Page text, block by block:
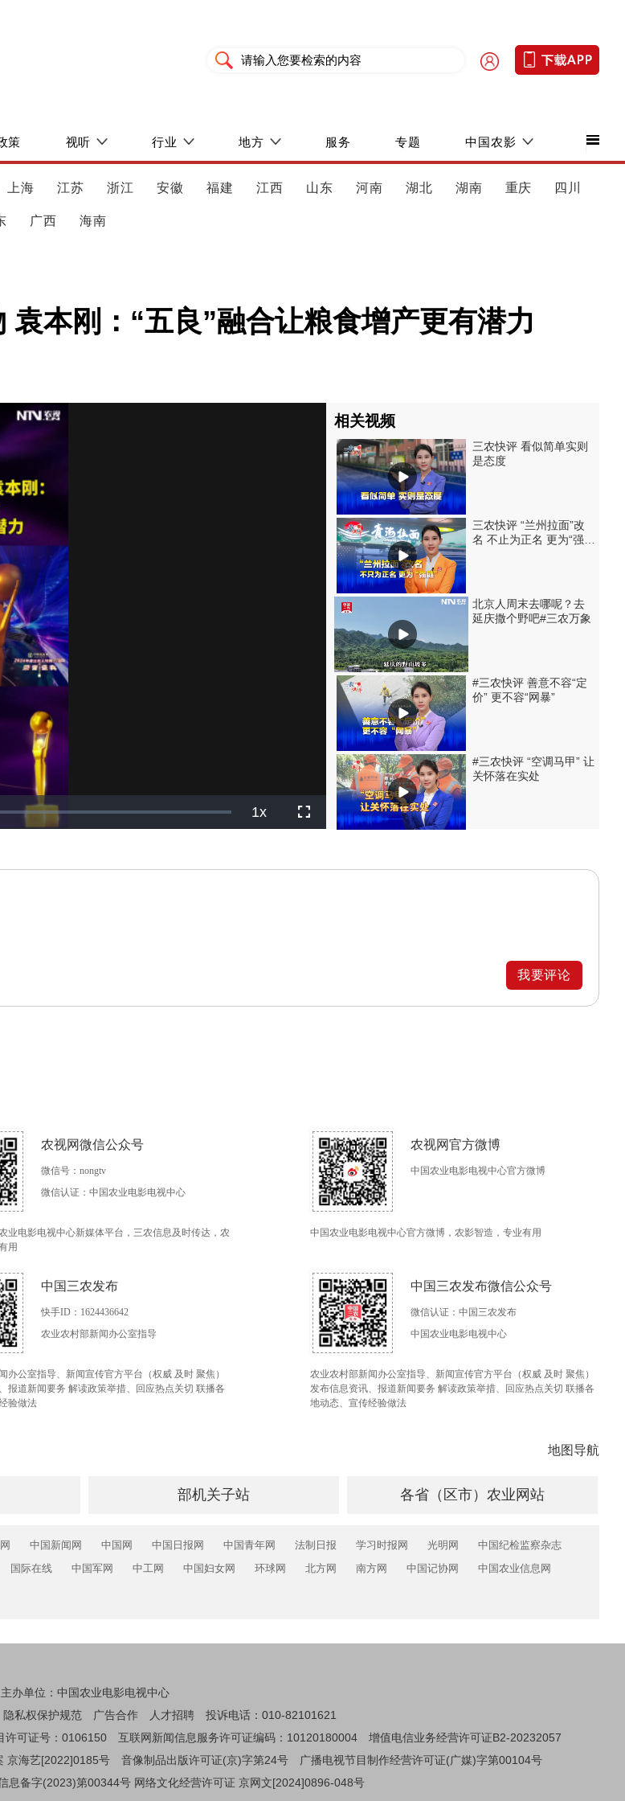
策 视听 行业 地方 服务 专题 中国农影
上海 江苏 浙江 安徽 福建 江西 山东 河南 湖北 湖南 重庆 四川
广西 海南
本刚：“五良”融合让粮食增产更有潜力
Rate
1x Fullscreen
相关视频
三农快评 看似简单实则
是态度
三农快评 “兰州拉面”改
名 不止为正名 更为“强
北京人周末去哪呢？去
延庆撒个野吧#三农万象
#三农快评 善意不容“定
价” 更不容“网暴”
#三农快评 “空调马甲” 让
关怀落在实处
我要评论
农视网微信公众号
微信号：nongtv
微信认证：中国农业电影电视中心
业电影电视中心新媒体平台，三农信息及时传达，农
用
农视网官方微博
中国农业电影电视中心官方微博
中国农业电影电视中心官方微博，农影智造，专业有用
中国三农发布
快手ID：1624436642
农业农村部新闻办公室指导
办公室指导、新闻宣传官方平台（权威 及时 聚焦）
报道新闻要务 解读政策举措、回应热点关切 联播各
验做法
中国三农发布微信公众号
微信认证：中国三农发布
中国农业电影电视中心
农业农村部新闻办公室指导、新闻宣传官方平台（权威 及时 聚焦）
发布信息资讯、报道新闻要务 解读政策举措、回应热点关切 联播各
地动态、宣传经验做法
地图导航
部机关子站 各省（区市）农业网站
中国新闻网 中国网 中国日报网 中国青年网 法制日报 学习时报网 光明网
中国纪检监察杂志
国际在线 中国军网 中工网 中国妇女网 环球网 北方网 南方网 中国记协网
中国农业信息网
主办单位：中国农业电影电视中心
隐私权保护规范 广告合作 人才招聘
投诉电话：010-82101621
许可证号：0106150 互联网新闻信息服务许可证编码：10120180004
增值电信业务经营许可证B2-20232057
京海艺[2022]0185号 音像制品出版许可证(京)字第24号
广播电视节目制作经营许可证(广媒)字第00104号
息备字(2023)第00344号 网络文化经营许可证 京网文[2024]0896-048号